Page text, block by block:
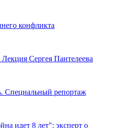
конфликта
Сергея Пантелеева
Специальный репортаж
идет 8 лет": эксперт о